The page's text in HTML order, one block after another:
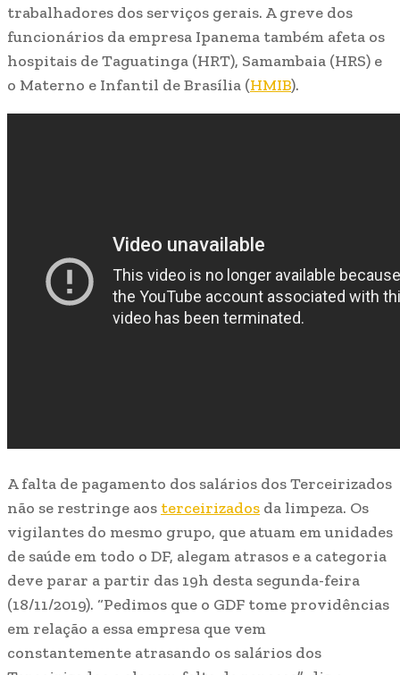
trabalhadores dos serviços gerais. A greve dos
funcionários da empresa Ipanema também afeta os
hospitais de Taguatinga (HRT), Samambaia (HRS) e
o Materno e Infantil de Brasília (HMIB).
A falta de pagamento dos salários dos Terceirizados
não se restringe aos terceirizados da limpeza. Os
vigilantes do mesmo grupo, que atuam em unidades
de saúde em todo o DF, alegam atrasos e a categoria
deve parar a partir das 19h desta segunda-feira
(18/11/2019). “Pedimos que o GDF tome providências
em relação a essa empresa que vem
constantemente atrasando os salários dos